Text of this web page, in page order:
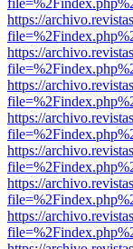
https://
https://
https://
https://
https://
https://
https://